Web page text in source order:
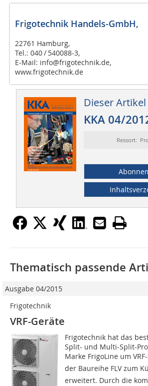
Frigotechnik Handels-GmbH,
22761 Hamburg,
Tel.: 040 / 540088-3,
E-Mail: info@frigotechnik.de,
www.frigotechnik.de
Dieser
KKA 04/
Ressort:
Thematisch passende
Ausgabe 04/2015
Frigotechnik
VRF-Geräte
Frigotechnik hat das
Split- und Multi-Split-
Marke FrigoLine um
der Baureihe FLV zum
erweitert. Durch die